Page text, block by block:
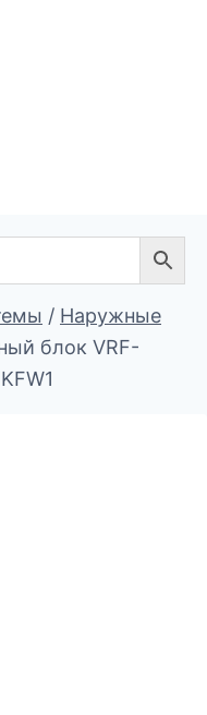
/ Наружные
блок VRF-